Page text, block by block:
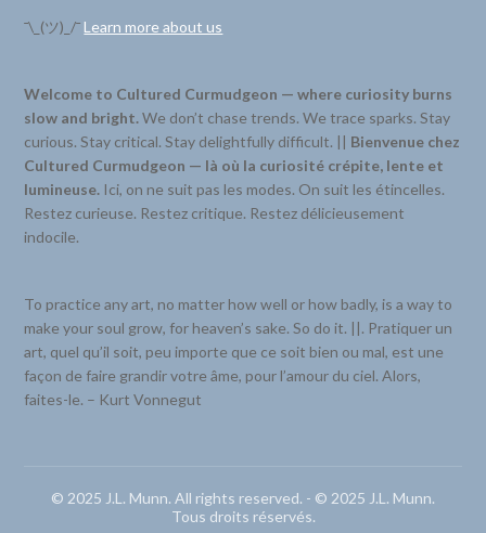
¯\_(ツ)_/¯Learn more about us
Welcome to Cultured Curmudgeon — where curiosity burns
slow and bright.We don’t chase trends. We trace sparks. Stay
curious. Stay critical. Stay delightfully difficult. || Bienvenue chez
Cultured Curmudgeon — là où la curiosité crépite, lente et
lumineuse. Ici, on ne suit pas les modes. On suit les étincelles.
Restez curieuse. Restez critique. Restez délicieusement
indocile.
To practice any art, no matter how well or how badly, is a way to
make your soul grow, for heaven’s sake. So do it. ||. Pratiquer un
art, quel qu’il soit, peu importe que ce soit bien ou mal, est une
façon de faire grandir votre âme, pour l’amour du ciel. Alors,
faites-le. – Kurt Vonnegut
© 2025 J.L. Munn. All rights reserved. - © 2025 J.L. Munn.
Tous droits réservés.